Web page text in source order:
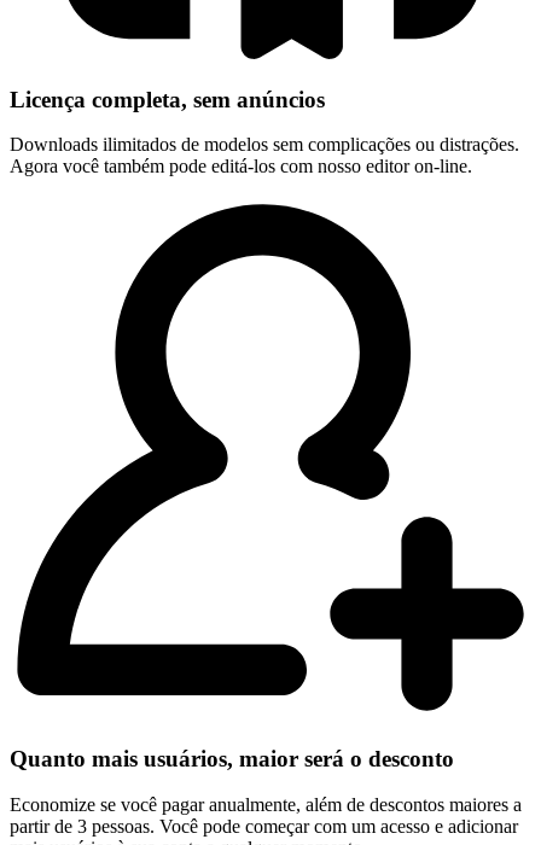
Licença completa, sem anúncios
Downloads ilimitados de modelos sem complicações ou distrações.
Agora você também pode editá-los com nosso editor on-line.
Quanto mais usuários, maior será o desconto
Economize se você pagar anualmente, além de descontos maiores a
partir de 3 pessoas. Você pode começar com um acesso e adicionar